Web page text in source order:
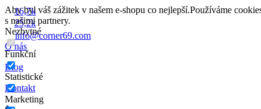
Aby byl váš zážitek v našem e-shopu co nejlepší.Používáme
s našimi partnery.
Nezbytné
Funkční
Statistické
Marketing
16,7k
25,2k
info@corner69.com
O nás
Blog
Kontakt